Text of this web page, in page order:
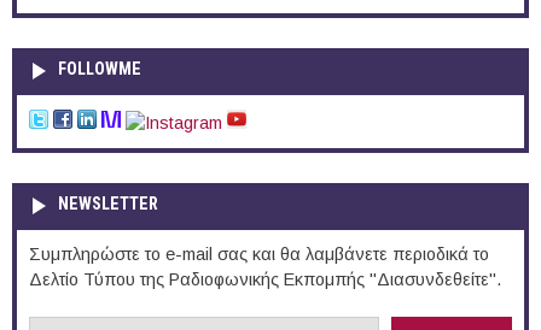
FOLLOWME
NEWSLETTER
Συμπληρώστε το e-mail σας και θα λαμβάνετε περιοδικά το
Δελτίο Τύπου της Ραδιοφωνικής Εκπομπής "Διασυνδεθείτε".